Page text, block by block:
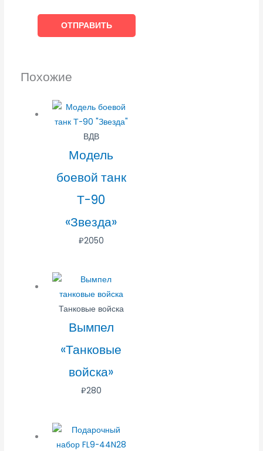
Похожие
ВДВ
Модель
боевой танк
Т-90
«Звезда»
₽2050
Танковые войска
Вымпел
«Танковые
войска»
₽280